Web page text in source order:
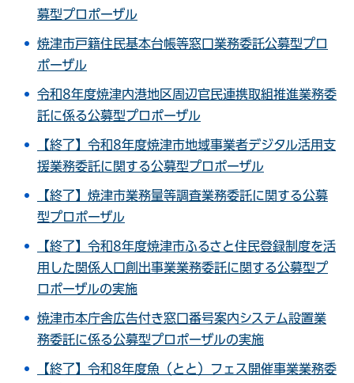
募型プロポーザル
焼津市戸籍住民基本台帳等窓口業務委託公募型プロ
ポーザル
令和8年度焼津内港地区周辺官民連携取組推進業務委
託に係る公募型プロポーザル
【終了】令和8年度焼津市地域事業者デジタル活用支
援業務委託に関する公募型プロポーザル
【終了】焼津市業務量等調査業務委託に関する公募
型プロポーザル
【終了】令和8年度焼津市ふるさと住民登録制度を活
用した関係人口創出事業業務委託に関する公募型プ
ロポーザルの実施
焼津市本庁舎広告付き窓口番号案内システム設置業
務委託に係る公募型プロポーザルの実施
【終了】令和8年度魚（とと）フェス開催事業業務委